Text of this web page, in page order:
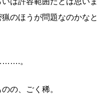
のほうが問題なのかなと
。
の、ごく稀。